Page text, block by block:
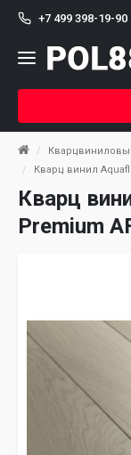
+7 499 398-19-90
Кварц винил
Кварц
Premium